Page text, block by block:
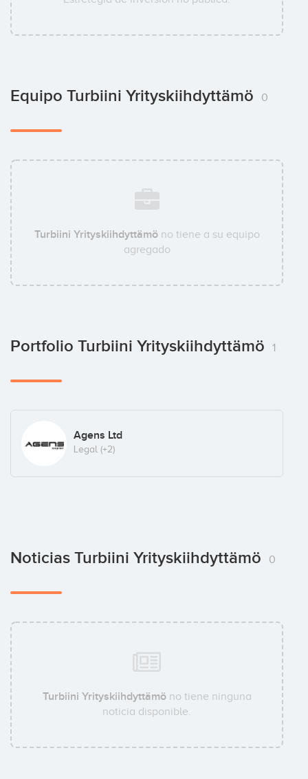
Equipo Turbiini Yrityskiihdyttämö 0
Turbiini Yrityskiihdyttämöno tiene a su equipo
agregado
Portfolio Turbiini Yrityskiihdyttämö 1
Agens Ltd
Legal (+2)
Noticias Turbiini Yrityskiihdyttämö 0
Turbiini Yrityskiihdyttämöno tiene ninguna
noticia disponible.